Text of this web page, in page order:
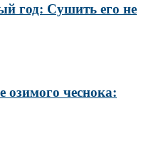
год: Сушить его не
озимого чеснока: